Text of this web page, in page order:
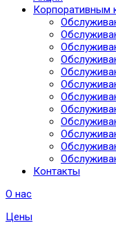
Корпоративным
Контакты
О нас
Цены